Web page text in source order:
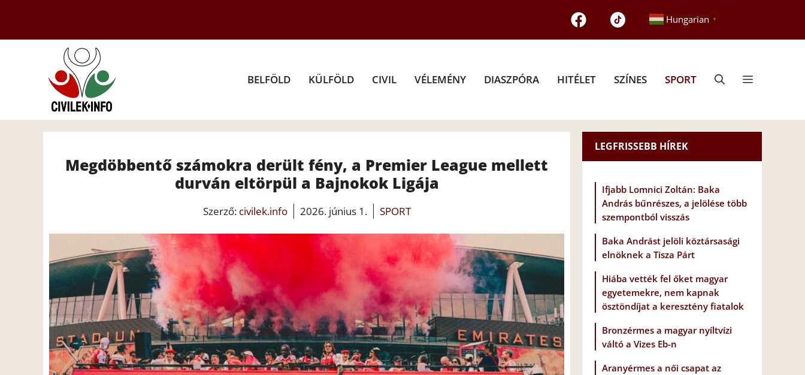
tartalomba
Hungarian ▼
BELFÖLD KÜLFÖLD CIVIL VÉLEMÉNY DIASZPÓRA HITÉLET SZÍNES SPORT
Megdöbbentő számokra derült fény, a Premier League mellett
durván eltörpül a Bajnokok Ligája
Szerző: civilek.info 2026. június 1. SPORT
LEGFRISSEBB HÍREK
Ifjabb Lomnici Zoltán: Baka
András bűnrészes, a jelölése több
szempontból visszás
Baka Andrást jelöli köztársasági
elnöknek a Tisza Párt
Hiába vették fel őket magyar
egyetemekre, nem kapnak
ösztöndíjat a keresztény fiatalok
Bronzérmes a magyar nyíltvízi
váltó a Vizes Eb-n
Aranyérmes a női csapat az